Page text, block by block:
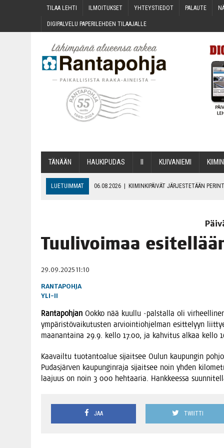
TILAA LEH­TI ILMOI­TUK­SET YHTEYS­TIE­DOT PALAU­TE
DIGI­PAL­VE­LU PAPE­RI­LEH­DEN TILAAJALLE
TÄNÄÄN HAU­KI­PU­DAS KUI­VA­NIE­MI
LUETUIMMAT 06.08.2026 | KII­MIN­KI­PÄI­VÄT JÄR­JES­TE­TÄÄN
06.08.2026 OPIN­TOI­HIN KAN­SA­LAIS­OPIS­TOS­SA VOI SAA­DA
08.08.2026 MENO­VINK­KE­JÄ LOP­PU­KE­SÄN TAPAHTUMIIN
Tuu­li­voi­maa
29.09.2025 11:10
RANTAPOHJA
YLI-II
Ran­ta­poh­jan Ook­ko nää kuul­lu ‑pals­tal­la oli
ympä­ris­tö­vai­ku­tus­ten arvioin­tioh­jel­man esit­te­lyyn
maa­nan­tai­na 29.9. kel­lo 17.00, ja kah­vi­tus alkaa kel­lo
Kaa­vail­tu tuo­tan­toa­lue sijait­see Oulun kau­pun­gin
Pudas­jär­ven kau­pun­gin­ra­ja sijait­see noin yhden
laa­juus on noin 3 000 heh­taa­ria. Hank­kees­sa
JAA TWIITTI